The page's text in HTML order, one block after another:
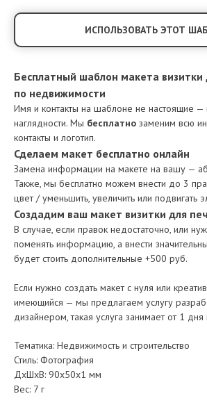
ИСПОЛЬЗОВАТЬ ЭТОТ
Бесплатный шаблон макета визитки
по недвижимости
Имя и контакты на шаблоне не настоящие —
наглядности. Мы бесплатно заменим всю
контакты и логотип.
Сделаем макет бесплатно онлайн
Замена информации на макете на вашу —
Также, мы бесплатно можем внести до 3
цвет / уменьшить, увеличить или подвигать
Создадим ваш макет визитки для
В случае, если правок недостаточно, или
поменять информацию, а внести
будет стоить дополнительные +500 руб.
Если нужно создать макет с нуля или
имеющийся — мы предлагаем услугу
дизайнером, такая услуга занимает от 1
Тематика: Недвижимость и строительство
Стиль: Фотография
ДxШxВ: 90x50x1 мм
Вес: 7 г